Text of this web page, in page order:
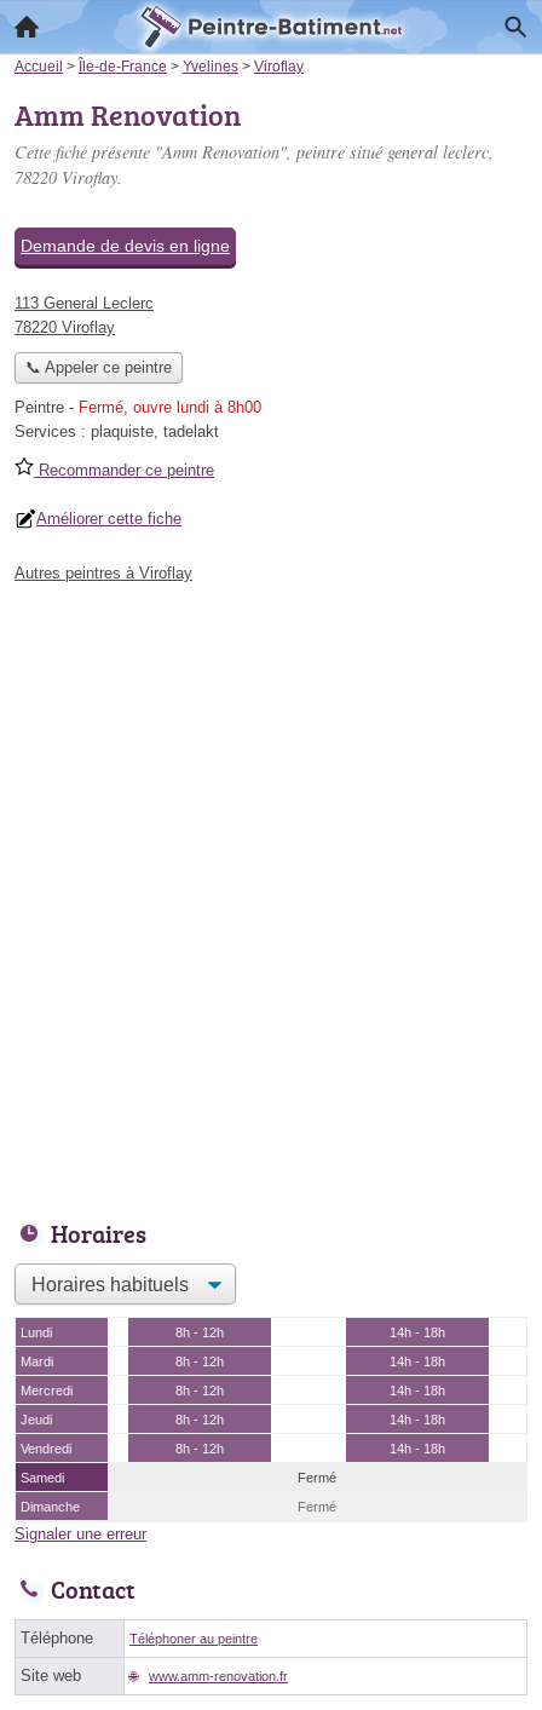
Accueil > Île-de-France > Yvelines > Viroflay
Amm Renovation
Cette fiche présente "Amm Renovation", peintre situé general leclerc,
78220 Viroflay.
Demande de devis en ligne
113 General Leclerc
78220 Viroflay
📞 Appeler ce peintre
Peintre - Fermé, ouvre lundi à 8h00
Services : plaquiste, tadelakt
Recommander ce peintre
Améliorer cette fiche
Autres peintres à Viroflay
Horaires
Lundi 8h - 12h
14h - 18h
Mardi
8h - 12h
14h - 18h
Mercredi
8h - 12h
14h - 18h
Jeudi
8h - 12h
14h - 18h
Vendredi
8h - 12h
14h - 18h
Samedi
Fermé
Dimanche
Fermé
Signaler une erreur
Contact
Téléphone Téléphoner au peintre
Site web www.amm-renovation.fr